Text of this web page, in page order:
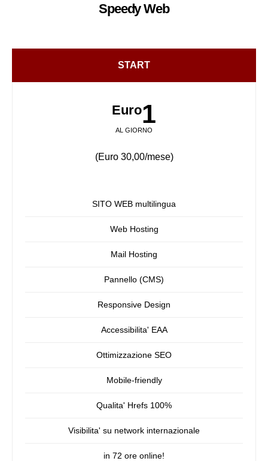
SpeedyWeb
START
Euro1
AL GIORNO
(Euro 30,00/mese)
SITO WEB multilingua
Web Hosting
Mail Hosting
Pannello (CMS)
Responsive Design
Accessibilita' EAA
Ottimizzazione SEO
Mobile-friendly
Qualita' Hrefs 100%
Visibilita' su network internazionale
in 72 ore online!